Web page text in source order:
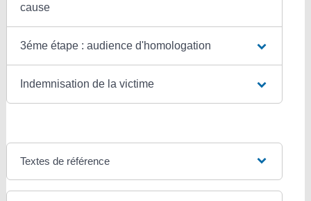
cause
3éme étape : audience d'homologation
Indemnisation de la victime
Textes de référence